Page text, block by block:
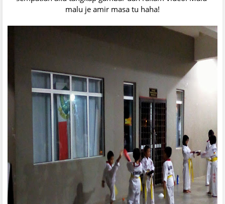
malu je amir masa tu haha!